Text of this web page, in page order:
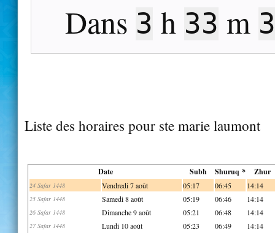
Dans 3 h 33 m
Liste des horaires pour ste marie laumont
Date Subh Shuruq * Zhur
24 Safar 1448 Vendredi 7 août 05:17 06:45 14:14
25 Safar 1448 Samedi 8 août 05:19 06:46 14:14
26 Safar 1448 Dimanche 9 août 05:21 06:48 14:14
27 Safar 1448 Lundi 10 août 05:23 06:49 14:14